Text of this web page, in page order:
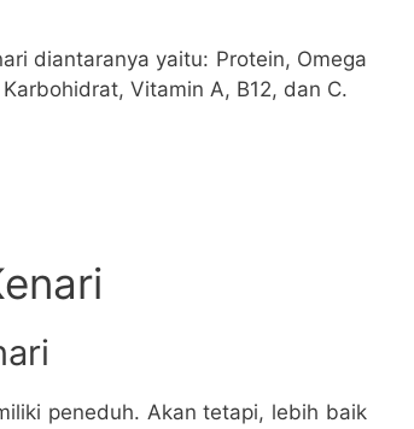
diantaranya yaitu: Protein, Omega
Vitamin A, B12, dan C.
peneduh. Akan tetapi, lebih baik